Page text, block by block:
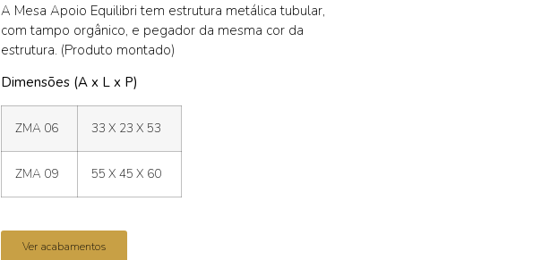
A Mesa Apoio Equilibri tem estrutura metálica tubular,
com tampo orgânico, e pegador da mesma cor da
estrutura. (Produto montado)
Dimensões (A x L x P)
ZMA 06 33 X 23 X 53
ZMA 09 55 X 45 X 60
Ver acabamentos